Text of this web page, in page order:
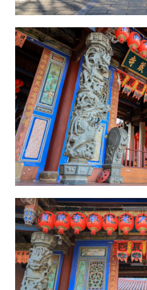
本
為
治
病，
故
使
瘟
疫
之
困
抒
解。
於
雍
正